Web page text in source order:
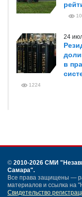
24
в
1224
© 2010-2026 СМИ
Самара".
Все права защищены —
материалов и ссылка на
Свидетельство